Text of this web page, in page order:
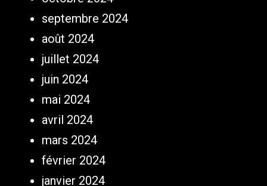
septembre 2024
août 2024
juillet 2024
juin 2024
mai 2024
avril 2024
mars 2024
février 2024
janvier 2024